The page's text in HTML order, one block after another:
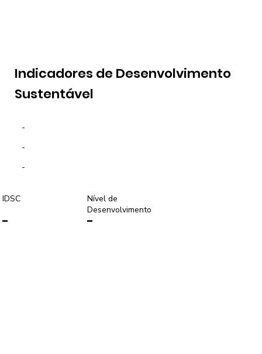
Indicadores de Desenvolvimento
Sustentável
-
-
-
IDSC
Nível de
Desenvolvimento
-
-